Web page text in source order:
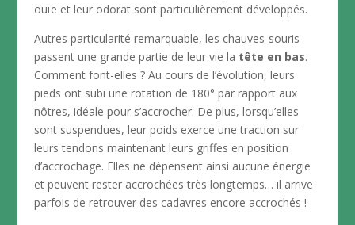
ouïe et leur odorat sont particulièrement développés.
Autres particularité remarquable, les chauves-souris
passent une grande partie de leur vie la tête en bas.
Comment font-elles ? Au cours de l’évolution, leurs
pieds ont subi une rotation de 180° par rapport aux
nôtres, idéale pour s’accrocher. De plus, lorsqu’elles
sont suspendues, leur poids exerce une traction sur
leurs tendons maintenant leurs griffes en position
d’accrochage. Elles ne dépensent ainsi aucune énergie
et peuvent rester accrochées très longtemps… il arrive
parfois de retrouver des cadavres encore accrochés !